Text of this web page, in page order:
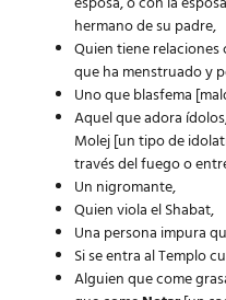
hermano de su padre,
Quien tiene
que ha menstruado y
Uno que blasfema
Aquel que adora
Molej [un tipo de
través del fuego o
Un nigromante,
Quien viola el Shabat,
Una persona impura
Si se entra al Templo
Alguien que come